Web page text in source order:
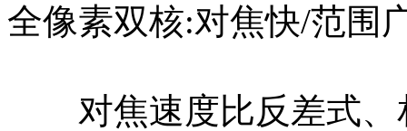
全像素双核:对焦快/范围
对焦速度比反差式、